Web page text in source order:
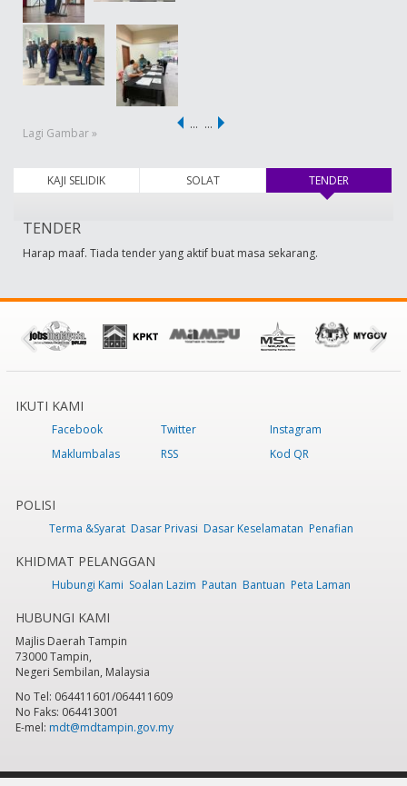
Lagi Gambar »
… …
KAJI SELIDIK SOLAT TENDER
TENDER
Harap maaf. Tiada tender yang aktif buat masa sekarang.
IKUTI KAMI
Facebook Twitter
Instagram
Maklumbalas
RSS Kod QR
POLISI
Terma &Syarat Dasar Privasi Dasar Keselamatan Penafian
KHIDMAT PELANGGAN
Hubungi Kami Soalan Lazim Pautan Bantuan Peta Laman
HUBUNGI KAMI
Majlis Daerah Tampin
73000 Tampin,
Negeri Sembilan, Malaysia
No Tel: 064411601/064411609
No Faks: 064413001
E-mel: mdt@mdtampin.gov.my